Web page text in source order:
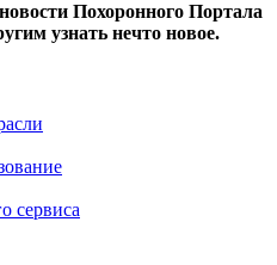
Похоронного Портала
узнать нечто новое.
сервиса